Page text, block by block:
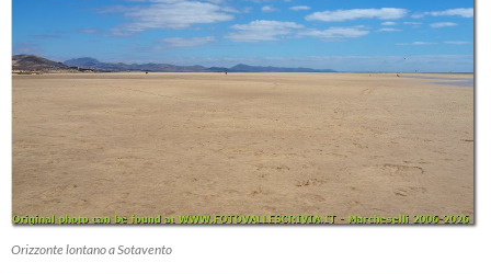
Orizzonte lontano a Sotavento